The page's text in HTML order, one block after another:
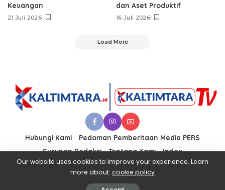
Keuangan
21 Juli 2026
dan Aset Produktif ‎
16 Juli 2026
Load More
Hubungi Kami
Pedoman Pemberitaan Media PERS
Susunan Redaksi
Tentang Kami Index
Our website uses cookies to improve your experience. Learn
more about: cookie policy